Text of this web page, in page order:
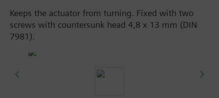
Keeps the actuator from turning. Fixed with two
screws with countersunk head 4,8 x 13 mm (DIN
7981).